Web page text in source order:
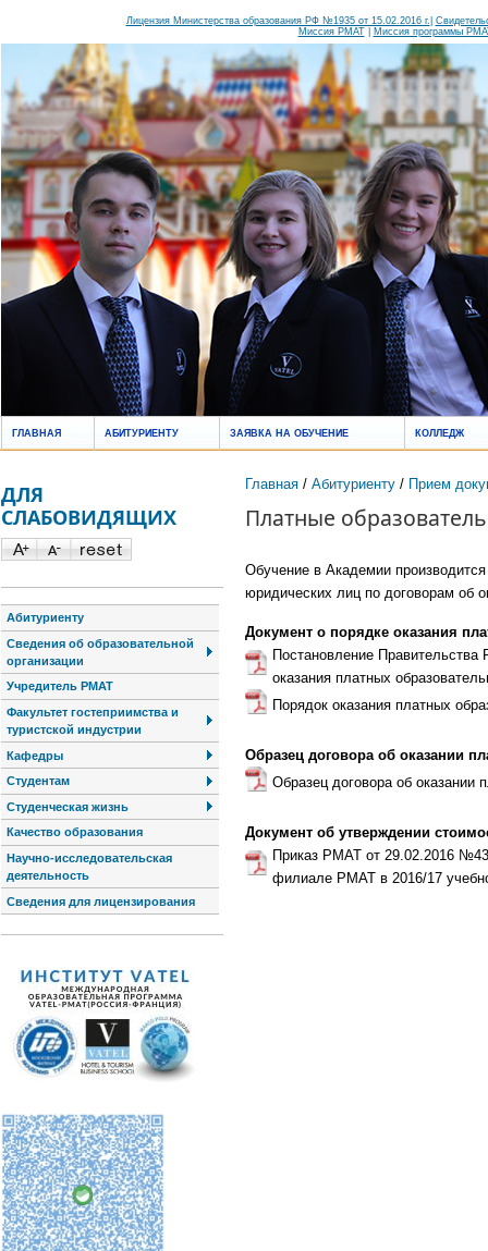
Лицензия Министерства образования РФ №1935 от 15.02.2016 г.
Миссия РМАТ| Миссия программы
ГЛАВНАЯ АБИТУРИЕНТУ ЗАЯВКА НА ОБУЧЕНИЕ КОЛЛЕДЖ
Главная /Абитуриенту / Прием
Платные
Обучение в Академии
юридических лиц по договорам об
Документ о порядке оказания
Постановление
оказания платных
Порядок оказания платных
Образец договора об оказании
Образец договора об оказании
Документ об утверждении
Приказ РМАТ от 29.02.2016
филиале РМАТ в 2016/17
ДЛЯ
СЛАБОВИДЯЩИХ
Абитуриенту
Сведения об образовательной
организации
Учредитель РМАТ
Факультет гостеприимства и
туристской индустрии
Кафедры
Студентам
Студенческая жизнь
Качество образования
Научно-исследовательская
деятельность
Сведения для лицензирования